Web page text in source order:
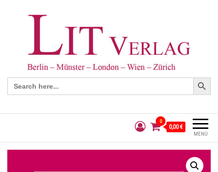
Search
for:
Search Button
MENÜ
0
0,00 €